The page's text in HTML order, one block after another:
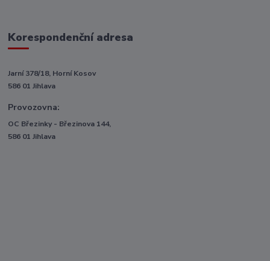
Korespondenční adresa
Jarní 378/18, Horní Kosov
586 01 Jihlava
Provozovna:
OC Březinky - Březinova 144,
586 01 Jihlava